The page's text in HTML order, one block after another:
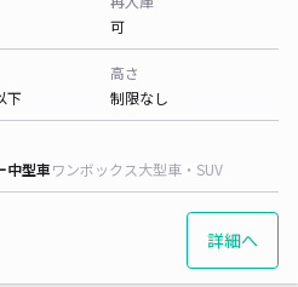
可
下
高さ
制限なし
中型車ワンボックス大型車・SUV
詳細へ